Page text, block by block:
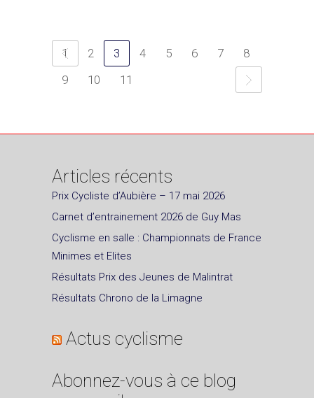
1 2 3 4 5 6 7
8
9
10 11
Articles récents
Prix Cycliste d’Aubière – 17 mai 2026
Carnet d’entrainement 2026 de Guy Mas
Cyclisme en salle : Championnats de France
Minimes et Elites
Résultats Prix des Jeunes de Malintrat
Résultats Chrono de la Limagne
Actus cyclisme
Abonnez-vous à ce blog